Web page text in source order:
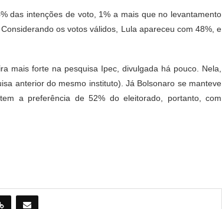
das intenções de voto, 1% a mais que no levantamento
os votos válidos, Lula apareceu com 48%, e
mais forte na pesquisa Ipec, divulgada há pouco. Nela,
anterior do mesmo instituto). Já Bolsonaro se manteve
a preferência de 52% do eleitorado, portanto, com